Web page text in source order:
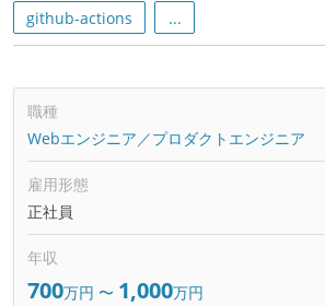
github-actions
...
職種
Webエンジニア／プロダクトエンジニア
雇用形態
正社員
年収
700万円 〜 1,000万円